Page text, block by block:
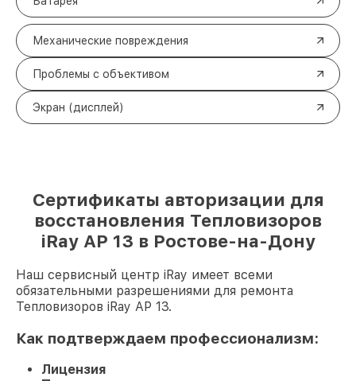
Механические повреждения
Проблемы с объективом
Экран (дисплей)
Сертификаты авторизации для
восстановления Тепловизоров
iRay AP 13 в Ростове-на-Дону
Наш сервисный центр iRay имеет всеми
обязательными разрешениями для ремонта
Тепловизоров iRay AP 13.
Как подтверждаем профессионализм:
Лицензия